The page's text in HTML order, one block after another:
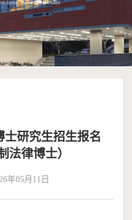
士研究生招生报名
法律博士）
年05月11日